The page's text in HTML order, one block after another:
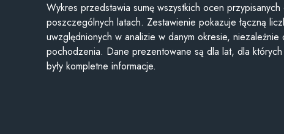
Wykres przedstawia sumę wszystkich ocen
poszczególnych latach. Zestawienie pokazuje łączną
uwzględnionych w analizie w danym okresie, niezależnie
pochodzenia. Dane prezentowane są dla lat, dla
były kompletne informacje.